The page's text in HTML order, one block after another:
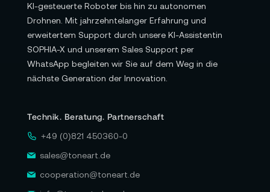
KI-gesteuerte Roboter bis hin zu autonomen
Drohnen. Mit jahrzehntelanger Erfahrung und
erweitertem Support durch unsere KI-Assistentin
SOPHIA-X und unserem Sales Support per
WhatsApp begleiten wir Sie auf dem Weg in die
nächste Generation der Innovation.
Technik. Beratung. Partnerschaft
+49 (0)821 450360-0
sales@toneart.de
cooperation@toneart.de